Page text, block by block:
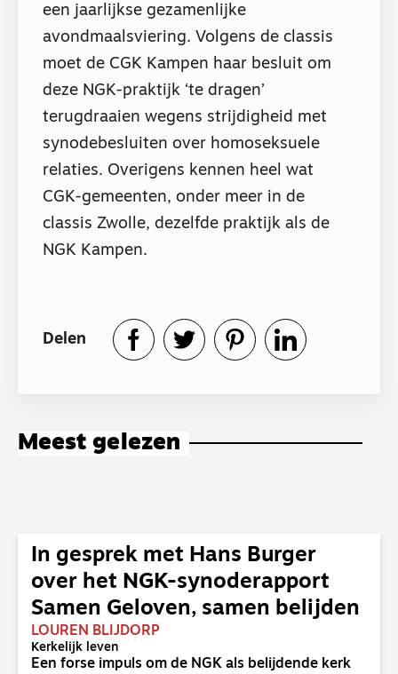
een jaarlijkse gezamenlijke
avondmaalsviering. Volgens de classis
moet de CGK Kampen haar besluit om
deze NGK-praktijk ‘te dragen’
terugdraaien wegens strijdigheid met
synodebesluiten over homoseksuele
relaties. Overigens kennen heel wat
CGK-gemeenten, onder meer in de
classis Zwolle, dezelfde praktijk als de
NGK Kampen.
Delen
Meest gelezen
In gesprek met Hans Burger
over het NGK-synoderapport
Samen Geloven, samen belijden
LOUREN BLIJDORP
Kerkelijk leven
Een forse impuls om de NGK als belijdende kerk